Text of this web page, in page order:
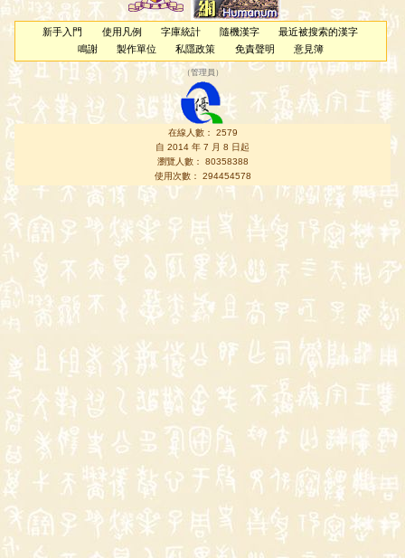
新手入門 使用凡例 字庫統計 隨機漢字
最近被搜索的漢字
鳴謝
製作單位 私隱政策 免責聲明 意見簿
（管理員 ）
在線人數： 2579
自 2014 年 7 月 8 日起
瀏覽人數： 80358388
使用次數： 294454578